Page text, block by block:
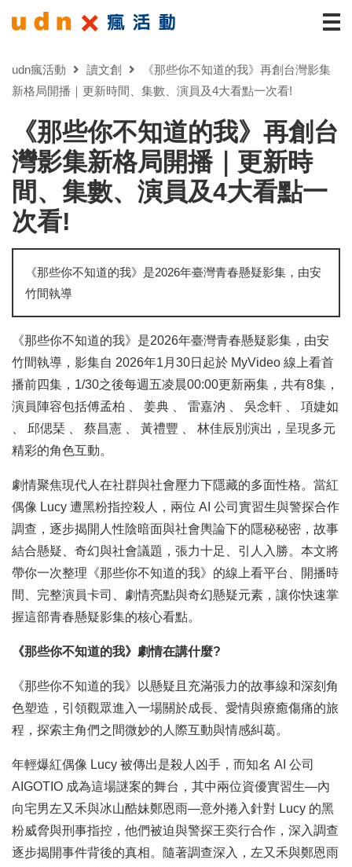
udn瘋活動 讀文創
《那些你不知道的我》再創台灣影集
新格局開播｜更新時間、集數、演員及4大看點一次看!
《那些你不知道的我》再創台
灣影集新格局開播｜更新時
間、集數、演員及4大看點一
次看!
《那些你不知道的我》是2026年臺灣青春懸疑影集，由安
竹間執導
《那些你不知道的我》是2026年臺灣青春懸疑影集，由安
竹間執導，影集自 2026年1月30日起於 MyVideo 線上看首
播前四集，1/30之後每週五凌晨00:00更新兩集，共有8集，
演員陣容包括傅孟柏 、 姜典 、 雷嘉汭 、 吳念軒 、 項婕如
、 邱偲琹 、 蔡昌憲 、 黃禮豐 、 林佳辰別演出，呈現多元
精彩的角色互動。
劇情聚焦現代人在社群與社會壓力下隱藏的多面性格。當紅
偶像 Lucy 遭黑粉指控殺人，兩位 AI 公司實習生與警探合作
調查，逐步揭開人性陰暗面與社會輿論下的隱秘秘密，故事
結合懸疑、奇幻與社會議題，張力十足、引人入勝。本文將
帶你一次整理《那些你不知道的我》的線上看平台、開播時
間、完整演員卡司、劇情亮點與奇幻懸疑元素，讓你快速掌
握這部青春懸疑影集的核心看點。
《那些你不知道的我》劇情在講什麼?
《那些你不知道的我》以懸疑且充滿張力的故事線和深刻角
色塑造，引領觀眾進入一場關於成長、愛情與療癒傷痛的旅
程，探索主角們之間微妙的人際互動與情感糾葛。
年輕爆紅偶像 Lucy 被傳出是殺人凶手，而知名 AI 公司
AIGOTIO 成為這場謎案的舞台，其中兩位資優實習生—內
向宅男左又禾與冰山酷妹鄭恩雨—意外捲入針對 Lucy 的黑
粉威脅與刑事指控，他們被迫與警探王奕行合作，深入調查
逐步揭開事件背後的真相。隨著調查深入，左又禾與鄭恩雨